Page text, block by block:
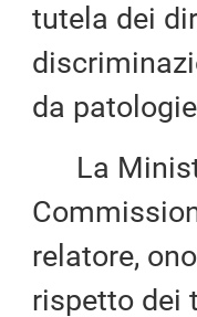
tutela dei
da
La
relatore,
rispetto dei